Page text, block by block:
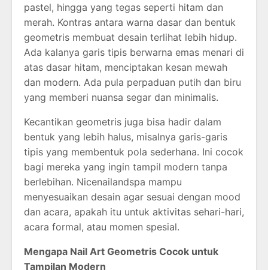
pastel, hingga yang tegas seperti hitam dan
merah. Kontras antara warna dasar dan bentuk
geometris membuat desain terlihat lebih hidup.
Ada kalanya garis tipis berwarna emas menari di
atas dasar hitam, menciptakan kesan mewah
dan modern. Ada pula perpaduan putih dan biru
yang memberi nuansa segar dan minimalis.
Kecantikan geometris juga bisa hadir dalam
bentuk yang lebih halus, misalnya garis-garis
tipis yang membentuk pola sederhana. Ini cocok
bagi mereka yang ingin tampil modern tanpa
berlebihan. Nicenailandspa mampu
menyesuaikan desain agar sesuai dengan mood
dan acara, apakah itu untuk aktivitas sehari-hari,
acara formal, atau momen spesial.
Mengapa Nail Art Geometris Cocok untuk
Tampilan Modern